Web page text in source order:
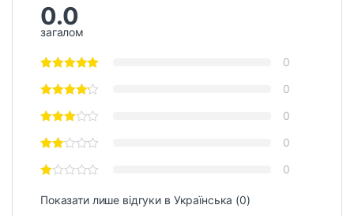
0.0
загалом
0
0
0
0
0
Показати лише відгуки в Українська (0)